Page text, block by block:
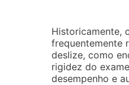
Historicamente,
frequentemente
deslize, como
rigidez do
desempenho e